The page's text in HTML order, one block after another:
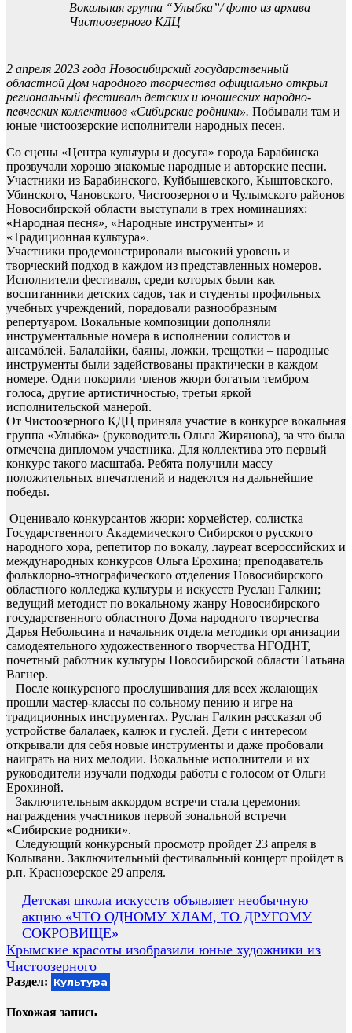
Вокальная группа “Улыбка”/ фото из архива
Чистоозерного КДЦ
2 апреля 2023 года Новосибирский государственный
областной Дом народного творчества официально открыл
региональный фестиваль детских и юношеских народно-
певческих коллективов «Сибирские родники». Побывали там и
юные чистоозерские исполнители народных песен.
Со сцены «Центра культуры и досуга» города Барабинска
прозвучали хорошо знакомые народные и авторские песни.
Участники из Барабинского, Куйбышевского, Кыштовского,
Убинского, Чановского, Чистоозерного и Чулымского районов
Новосибирской области выступали в трех номинациях:
«Народная песня», «Народные инструменты» и
«Традиционная культура».
Участники продемонстрировали высокий уровень и
творческий подход в каждом из представленных номеров.
Исполнители фестиваля, среди которых были как
воспитанники детских садов, так и студенты профильных
учебных учреждений, порадовали разнообразным
репертуаром. Вокальные композиции дополняли
инструментальные номера в исполнении солистов и
ансамблей. Балалайки, баяны, ложки, трещотки – народные
инструменты были задействованы практически в каждом
номере. Одни покорили членов жюри богатым тембром
голоса, другие артистичностью, третьи яркой
исполнительской манерой.
От Чистоозерного КДЦ приняла участие в конкурсе вокальная
группа «Улыбка» (руководитель Ольга Жирянова), за что была
отмечена дипломом участника. Для коллектива это первый
конкурс такого масштаба. Ребята получили массу
положительных впечатлений и надеются на дальнейшие
победы.
Оценивало конкурсантов жюри: хормейстер, солистка
Государственного Академического Сибирского русского
народного хора, репетитор по вокалу, лауреат всероссийских и
международных конкурсов Ольга Ерохина; преподаватель
фольклорно-этнографического отделения Новосибирского
областного колледжа культуры и искусств Руслан Галкин;
ведущий методист по вокальному жанру Новосибирского
государственного областного Дома народного творчества
Дарья Небольсина и начальник отдела методики организации
самодеятельного художественного творчества НГОДНТ,
почетный работник культуры Новосибирской области Татьяна
Вагнер.
После конкурсного прослушивания для всех желающих
прошли мастер-классы по сольному пению и игре на
традиционных инструментах. Руслан Галкин рассказал об
устройстве балалаек, калюк и гуслей. Дети с интересом
открывали для себя новые инструменты и даже пробовали
наиграть на них мелодии. Вокальные исполнители и их
руководители изучали подходы работы с голосом от Ольги
Ерохиной.
Заключительным аккордом встречи стала церемония
награждения участников первой зональной встречи
«Сибирские родники».
Следующий конкурсный просмотр пройдет 23 апреля в
Колывани. Заключительный фестивальный концерт пройдет в
р.п. Краснозерское 29 апреля.
Навигация
по
записям
Детская школа искусств объявляет необычную
акцию «ЧТО ОДНОМУ ХЛАМ, ТО ДРУГОМУ
СОКРОВИЩЕ»
Крымские красоты изобразили юные художники из
Чистоозерного
Раздел: Культура
Похожая запись